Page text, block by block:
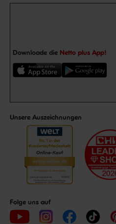
Downloade die Netto plus App!
Unsere Auszeichnungen
Folge uns auf